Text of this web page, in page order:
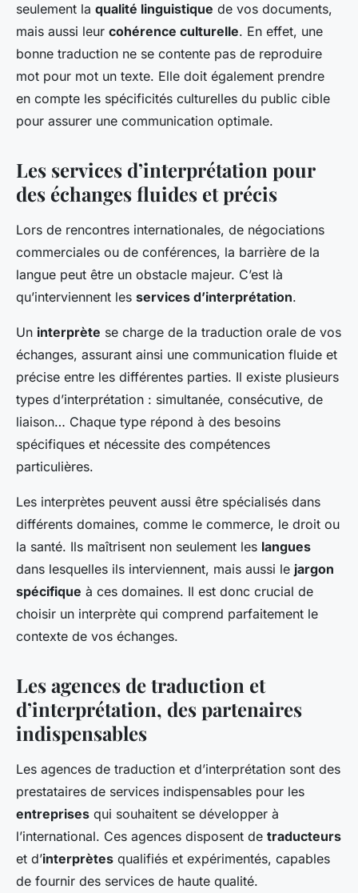
seulement la qualité linguistique de vos documents,
mais aussi leur cohérence culturelle. En effet, une
bonne traduction ne se contente pas de reproduire
mot pour mot un texte. Elle doit également prendre
en compte les spécificités culturelles du public cible
pour assurer une communication optimale.
Les services d’interprétation pour
des échanges fluides et précis
Lors de rencontres internationales, de négociations
commerciales ou de conférences, la barrière de la
langue peut être un obstacle majeur. C’est là
qu’interviennent les services d’interprétation.
Un interprète se charge de la traduction orale de vos
échanges, assurant ainsi une communication fluide et
précise entre les différentes parties. Il existe plusieurs
types d’interprétation : simultanée, consécutive, de
liaison… Chaque type répond à des besoins
spécifiques et nécessite des compétences
particulières.
Les interprètes peuvent aussi être spécialisés dans
différents domaines, comme le commerce, le droit ou
la santé. Ils maîtrisent non seulement les langues
dans lesquelles ils interviennent, mais aussi le jargon
spécifique à ces domaines. Il est donc crucial de
choisir un interprète qui comprend parfaitement le
contexte de vos échanges.
Les agences de traduction et
d’interprétation, des partenaires
indispensables
Les agences de traduction et d’interprétation sont des
prestataires de services indispensables pour les
entreprises qui souhaitent se développer à
l’international. Ces agences disposent de traducteurs
et d’interprètes qualifiés et expérimentés, capables
de fournir des services de haute qualité.